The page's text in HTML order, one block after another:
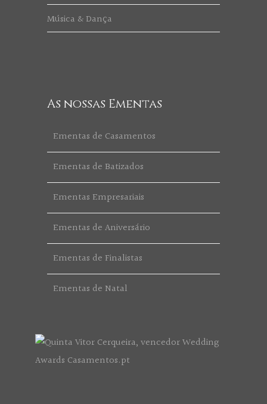
Música & Dança
As nossas Ementas
Ementas de Casamentos
Ementas de Batizados
Ementas Empresariais
Ementas de Aniversário
Ementas de Finalistas
Ementas de Natal